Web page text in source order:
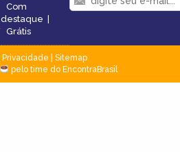
Com
destaque |
Grátis
Privacidade
Sitemap
pelo time do EncontraBrasil